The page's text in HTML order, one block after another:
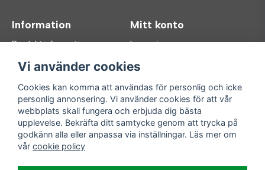
Information
Produktinformation
FAQ
Mitt konto
Logga in
Glömt lösenord?
Följ oss
Facebook
Instagram
Handla enkelt
Enkla leveranser
Vi använder cookies
Cookies kan komma att användas för personlig och icke
personlig annonsering. Vi använder cookies för att vår
webbplats skall fungera och erbjuda dig bästa
upplevelse. Bekräfta ditt samtycke genom att trycka på
godkänn alla eller anpassa via inställningar. Läs mer om
vår cookie policy